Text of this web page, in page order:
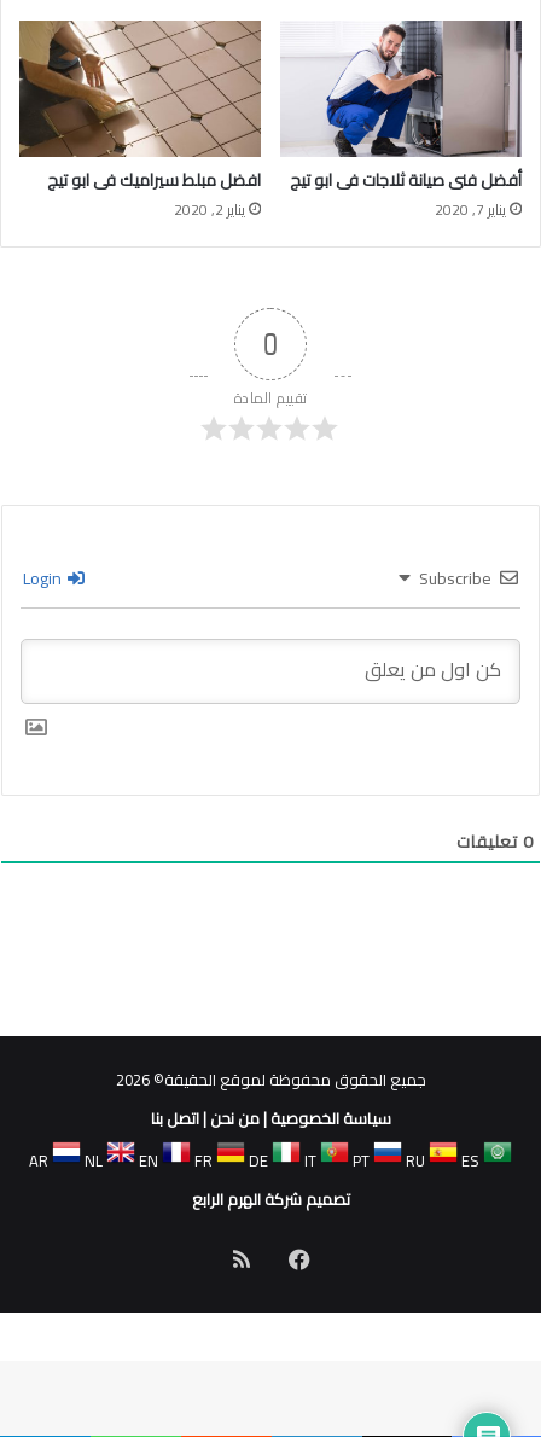
أفضل فنى صيانة ثلاجات فى ابو تيج
يناير 7, 2020
افضل مبلط سيراميك فى ابو تيج
يناير 2, 2020
0
تقييم المادة
Subscribe
0تعليقات
جميع الحقوق محفوظة لموقع الحقيقة© 2026
سياسة الخصوصية|من نحن|اتصل بنا
AR
NL EN FR DE IT PT RU
ES
تصميم شركة الهرم الرابع
فيسبوكملخص
الموقع